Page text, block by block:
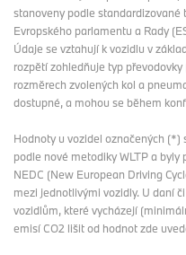
stanoveny podle
Evropského parlamentu a Rady
Údaje se vztahují k vozidlu v
rozpětí zohledňuje typ
rozměrech zvolených kol a
dostupné, a mohou se během
Hodnoty u vozidel označených (*)
podle nové metodiky WLTP a
NEDC (New European Driving
mezi jednotlivými vozidly. U daní
vozidlům, které vycházejí
emisí CO2 lišit od hodnot zde